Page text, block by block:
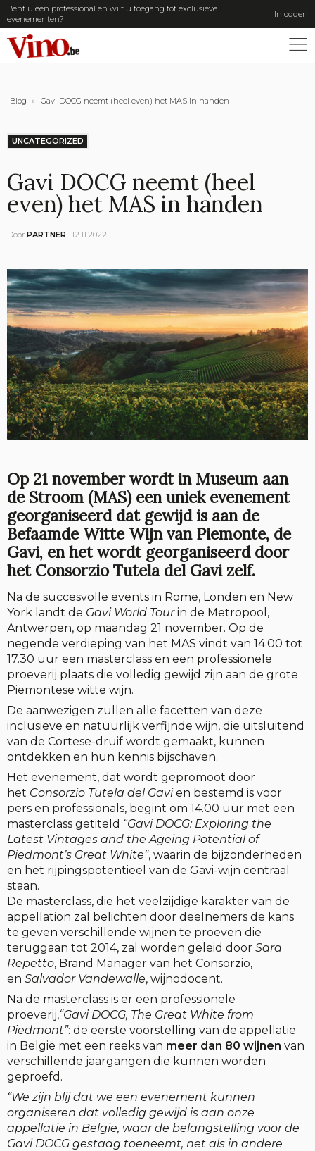
Bent u een professional en wilt u toegang tot exclusieve
evenementen?
Inloggen
Blog » Gavi DOCG neemt (heel even) het MAS in handen
UNCATEGORIZED
Gavi DOCG neemt (heel
even) het MAS in handen
Door PARTNER 12.11.2022
Op 21 november wordt in Museum aan
de Stroom (MAS) een uniek evenement
georganiseerd dat gewijd is aan de
Befaamde Witte Wijn van Piemonte, de
Gavi, en het wordt georganiseerd door
het Consorzio Tutela del Gavi zelf.
Na de succesvolle events in Rome, Londen en New
York landt de Gavi World Tourin de Metropool,
Antwerpen, op maandag 21 november. Op de
negende verdieping van het MAS vindt van 14.00 tot
17.30 uur een masterclass en een professionele
proeverij plaats die volledig gewijd zijn aan de grote
Piemontese witte wijn.
De aanwezigen zullen alle facetten van deze
inclusieve en natuurlijk verfijnde wijn, die uitsluitend
van de Cortese-druif wordt gemaakt, kunnen
ontdekken en hun kennis bijschaven.
Het evenement, dat wordt gepromoot door
het Consorzio Tutela del Gavien bestemd is voor
pers en professionals, begint om 14.00 uur met een
masterclass getiteld “Gavi DOCG: Exploring the
Latest Vintages and the Ageing Potential of
Piedmont’s Great White”, waarin de bijzonderheden
en het rijpingspotentieel van de Gavi-wijn centraal
staan.
De masterclass, die het veelzijdige karakter van de
appellation zal belichten door deelnemers de kans
te geven verschillende wijnen te proeven die
teruggaan tot 2014, zal worden geleid door Sara
Repetto, Brand Manager van het Consorzio,
en Salvador Vandewalle, wijnodocent.
Na de masterclass is er een professionele
proeverij,“Gavi DOCG, The Great White from
Piedmont”: de eerste voorstelling van de appellatie
in België met een reeks van meer dan 80 wijnen van
verschillende jaargangen die kunnen worden
geproefd.
“We zijn blij dat we een evenement kunnen
organiseren dat volledig gewijd is aan onze
appellatie in België, waar de belangstelling voor de
Gavi DOCG gestaag toeneemt, net als in andere